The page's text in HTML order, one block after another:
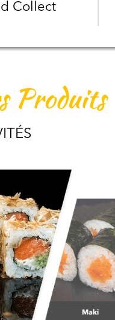
Collect
Produits